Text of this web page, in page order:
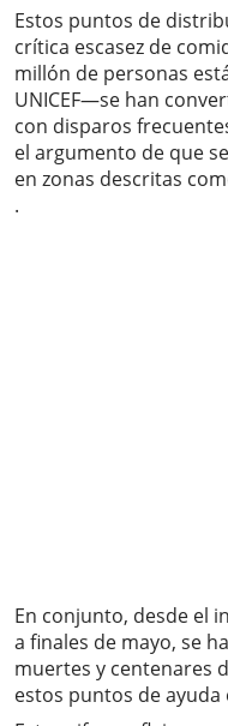
Estos puntos de
crítica escasez de
millón de personas
UNICEF—se han
con disparos
el argumento de que
en zonas descritas
.
En conjunto, desde el
a finales de mayo, se
muertes y centenares
estos puntos de ayuda